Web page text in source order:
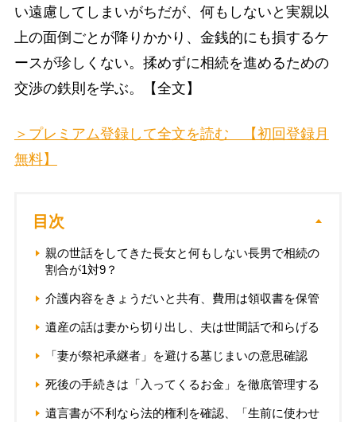
い遠慮してしまいがちだが、何もしないと実親以
上の面倒ごとが降りかかり、金銭的にも損するケ
ースが珍しくない。揉めずに相続を進めるための
交渉の鉄則を学ぶ。【全文】
＞プレミアム登録して全文を読む 【初回登録月
無料】
目次
親の世話をしてきた長女と何もしない長男で相続の
割合が1対9？
介護内容をきょうだいと共有、費用は領収書を保管
遺産の話は妻から切り出し、夫は世間話で和らげる
「妻が祭祀承継者」を避ける墓じまいの意思確認
死後の手続きは「入ってくるお金」を徹底管理する
遺言書が不利なら法的権利を確認、「生前に使わせ